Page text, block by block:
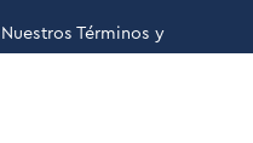
Nuestros Términos y